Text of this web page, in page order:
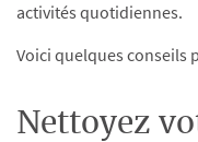
activités quotidiennes.
Voici quelques conseils
Nettoyez